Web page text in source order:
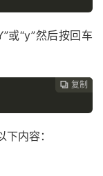
或“y”然后按回车
 复制
 复制
 复制
内容：